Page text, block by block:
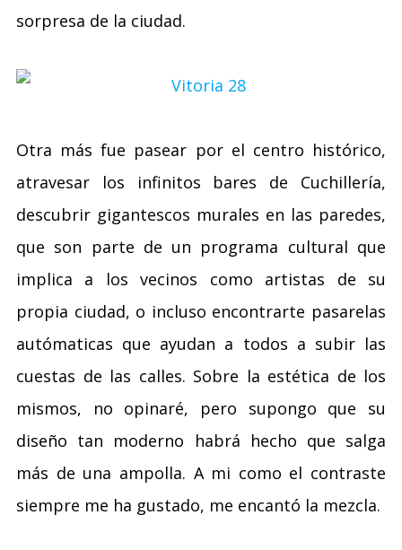
sorpresa de la ciudad.
Otra más fue pasear por el centro histórico,
atravesar los infinitos bares de Cuchillería,
descubrir gigantescos murales en las paredes,
que son parte de un programa cultural que
implica a los vecinos como artistas de su
propia ciudad, o incluso encontrarte pasarelas
autómaticas que ayudan a todos a subir las
cuestas de las calles. Sobre la estética de los
mismos, no opinaré, pero supongo que su
diseño tan moderno habrá hecho que salga
más de una ampolla. A mi como el contraste
siempre me ha gustado, me encantó la mezcla.